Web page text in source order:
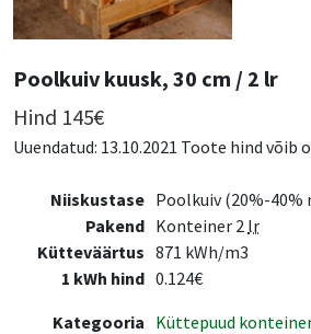
Poolkuiv kuusk, 30 cm / 2 lr
Hind 145€
Uuendatud: 13.10.2021 Toote hind võib
Niiskustase Poolkuiv (20%-40%
Pakend Konteiner 2 lr
Kütteväärtus 871 kWh/m3
1 kWh hind 0.124€
Kategooria Küttepuud